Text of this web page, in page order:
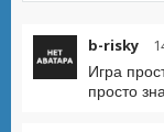
b-risky
Игра
просто